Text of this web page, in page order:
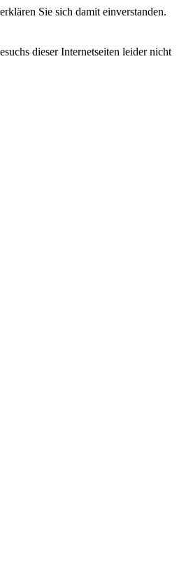
Sie sich damit einverstanden.
dieser Internetseiten leider nicht